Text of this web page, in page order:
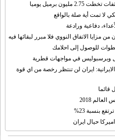
برميل يوميا
لا تمت أية صلة بالواقع
دفاعية ورادعة
الاتفاق النووي فلا مبرر لبقائها فيه
للوصول إلى احلامك
وبرسبوليس في مواجهات قطرية
ايران لن تنتظر رخصة من اي قوة
قائما
2018
بنسبة 23%
حيال ايران